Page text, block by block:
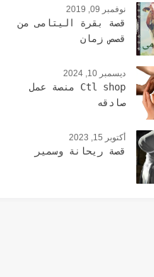
نوفمبر 09, 2019
قصة بقرة اليتامى من
قصص زمان
ديسمبر 10, 2024
Ctl shop منصة عمل
صادقه
أكتوبر 15, 2023
قصة ريحانة وسمير